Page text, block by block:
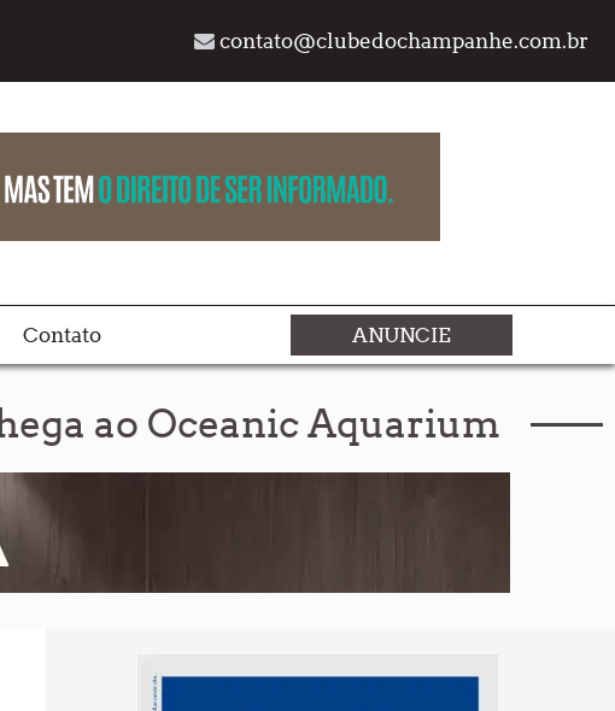
contato@clubedochampanhe.com.br
Contato ANUNCIE
ao Oceanic Aquarium